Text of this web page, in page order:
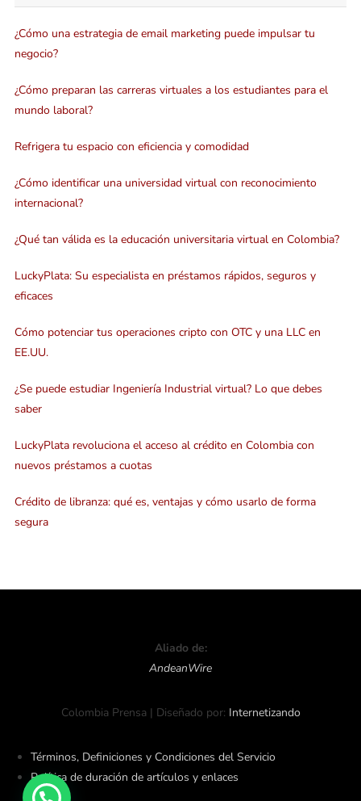
¿Cómo una estrategia de email marketing puede impulsar tu
negocio?
¿Cómo preparan las carreras virtuales a los estudiantes para el
mundo laboral?
Refrigera tu espacio con eficiencia y comodidad
¿Cómo identificar una universidad virtual con reconocimiento
internacional?
¿Qué tan válida es la educación universitaria virtual en Colombia?
LuckyPlata: Su especialista en préstamos rápidos, seguros y
eficaces
Cómo potenciar tus operaciones cripto con OTC y una LLC en
EE.UU.
¿Se puede estudiar Ingeniería Industrial virtual? Lo que debes
saber
LuckyPlata revoluciona el acceso al crédito en Colombia con
nuevos préstamos a cuotas
Crédito de libranza: qué es, ventajas y cómo usarlo de forma
segura
Aliado de:
AndeanWire
Colombia Prensa | Diseñado por: Internetizando
Términos, Definiciones y Condiciones del Servicio
Política de duración de artículos y enlaces